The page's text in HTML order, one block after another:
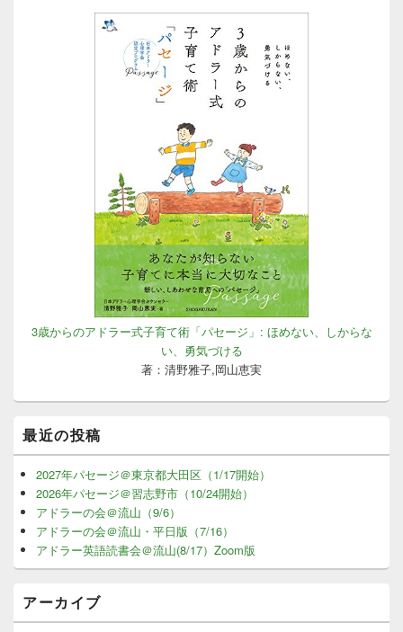
3歳からのアドラー式子育て術「パセージ」: ほめない、しからな
い、勇気づける
著：清野雅子,岡山恵実
最近の投稿
2027年パセージ＠東京都大田区（1/17開始）
2026年パセージ＠習志野市（10/24開始）
アドラーの会＠流山（9/6）
アドラーの会＠流山・平日版（7/16）
アドラー英語読書会＠流山(8/17）Zoom版
アーカイブ